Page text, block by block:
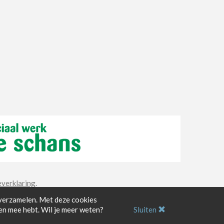
Met deze cookies
mee hebt. Wil je meer weten?
Sluiten
.